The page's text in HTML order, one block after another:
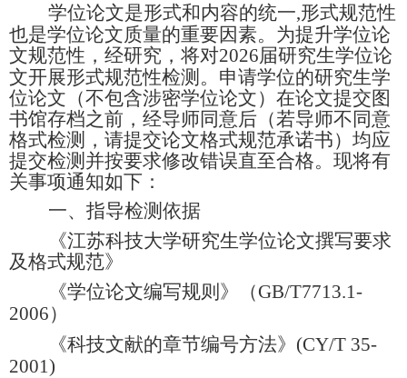
学位论文是形式和内容的统一,形式规范性
也是学位论文质量的重要因素。为提升学位论
文规范性，经研究，将对2026届研究生学位论
文开展形式规范性检测。申请学位的研究生学
位论文（不包含涉密学位论文）在论文提交图
书馆存档之前，经导师同意后（若导师不同意
格式检测，请提交论文格式规范承诺书）均应
提交检测并按要求修改错误直至合格。现将有
关事项通知如下：
一、指导检测依据
《江苏科技大学研究生学位论文撰写要求
及格式规范》
《学位论文编写规则》（GB/T7713.1-
2006）
《科技文献的章节编号方法》 (CY/T 35-
2001)